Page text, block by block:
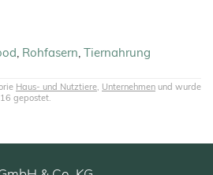
, Rohfasern, Tiernahrung
Haus- und Nutztiere Unternehmen und wurde
gepostet.